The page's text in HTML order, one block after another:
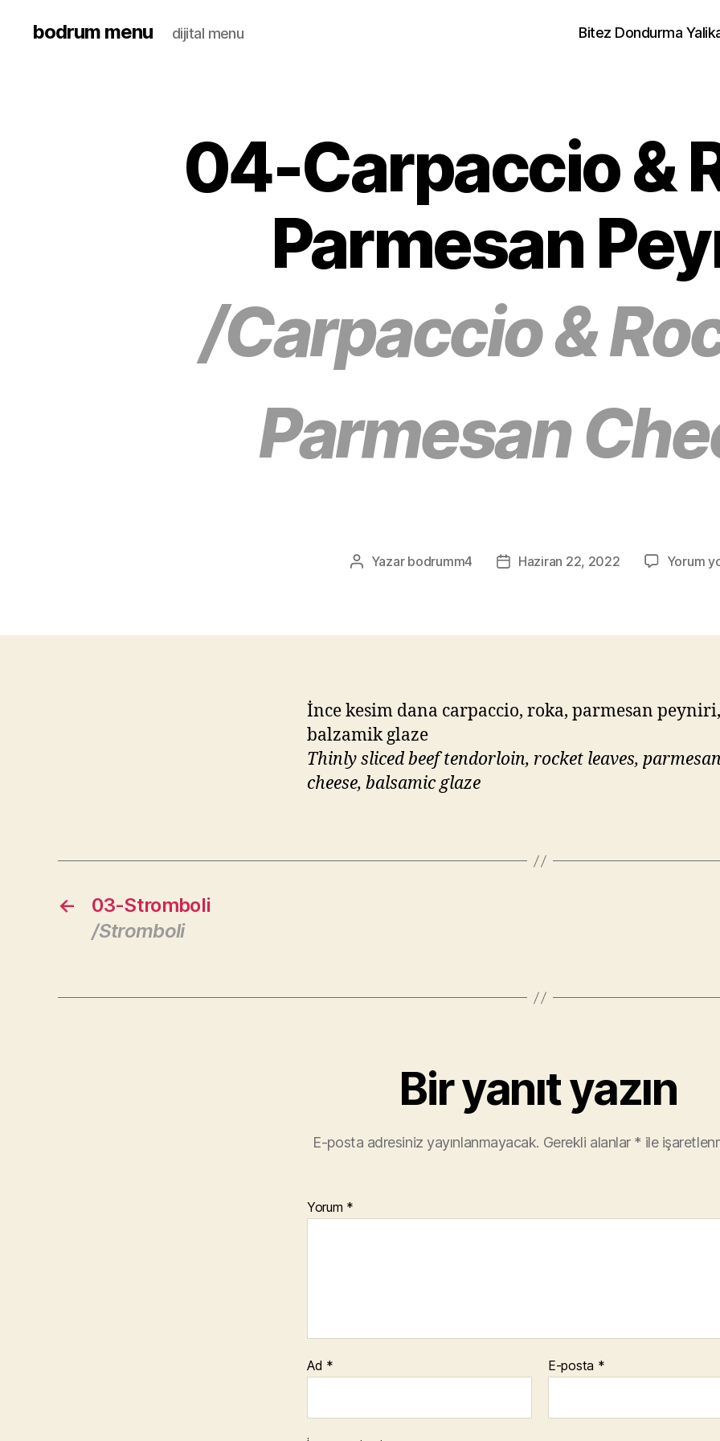
bodrum menu dijital menu Bitez Dondurma
04-Carpaccio &
Parmesan
/Carpaccio &
Parmesan
Yazar bodrumm4 Haziran 22, 2022 Yorum
İnce kesim dana carpaccio, roka, parmesan peyniri,
balzamik glaze
Thinly sliced beef tendorloin, rocket leaves, parmesan
cheese, balsamic glaze
←
03-Stromboli
/Stromboli
Bir yanıt yazın
E-posta adresiniz yayınlanmayacak. Gerekli alanlar * ile
Yorum *
Ad * E-posta *